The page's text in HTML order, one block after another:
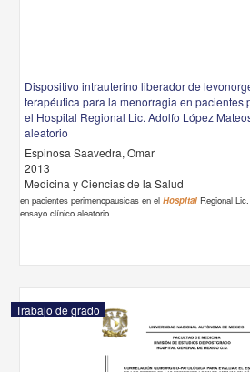
Dispositivo intrauterino liberador de
terapéutica para la menorragia en pacientes
el Hospital Regional Lic. Adolfo López
aleatorio
Espinosa Saavedra, Omar
2013
Medicina y Ciencias de la Salud
en pacientes perimenopausicas en elHospital Regional
ensayo clínico aleatorio
Trabajo de grado